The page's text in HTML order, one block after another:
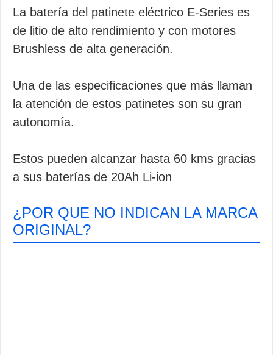
La batería del patinete eléctrico E-Series es
de litio de alto rendimiento y con motores
Brushless de alta generación.
Una de las especificaciones que más llaman
la atención de estos patinetes son su gran
autonomía.
Estos pueden alcanzar hasta 60 kms gracias
a sus baterías de 20Ah Li-ion
¿POR QUE NO INDICAN LA MARCA
ORIGINAL?